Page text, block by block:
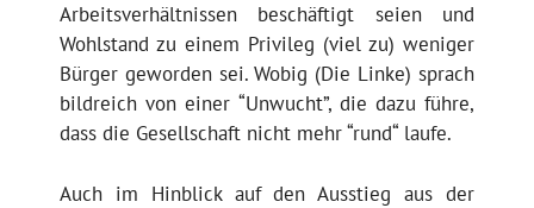
Arbeitsverhältnissen beschäftigt seien und
Wohlstand zu einem Privileg (viel zu) weniger
Bürger geworden sei. Wobig (Die Linke) sprach
bildreich von einer “Unwucht”, die dazu führe,
dass die Gesellschaft nicht mehr “rund“ laufe.
Auch im Hinblick auf den Ausstieg aus der